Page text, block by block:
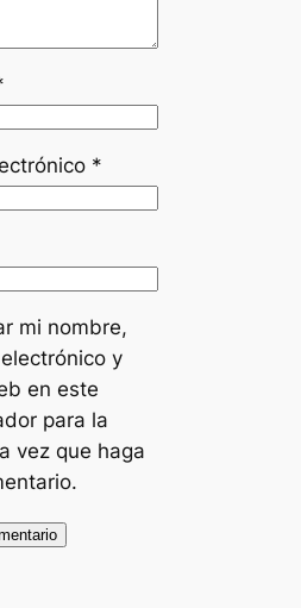
*
mi nombre,
y
en este
para la
vez que haga